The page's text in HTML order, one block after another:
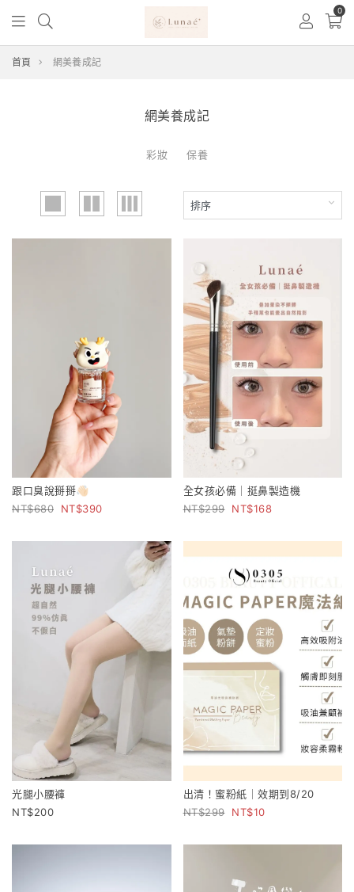
0
首頁 網美養成記
網美養成記
彩妝 保養
跟口臭說掰掰👋🏻
680
390
全女孩必備｜挺鼻製造機
299
168
光腿小腰褲
200
出清！蜜粉紙｜效期到8/20
299
10